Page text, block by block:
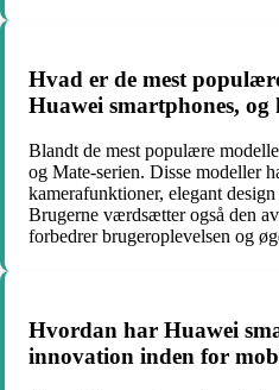
Hvad er de mest
Huawei smartphones,
Blandt de mest populære
og Mate-serien. Disse modeller
kamerafunktioner, elegant
Brugerne værdsætter også den
forbedrer brugeroplevelsen og
Hvordan har Huawei
innovation inden for